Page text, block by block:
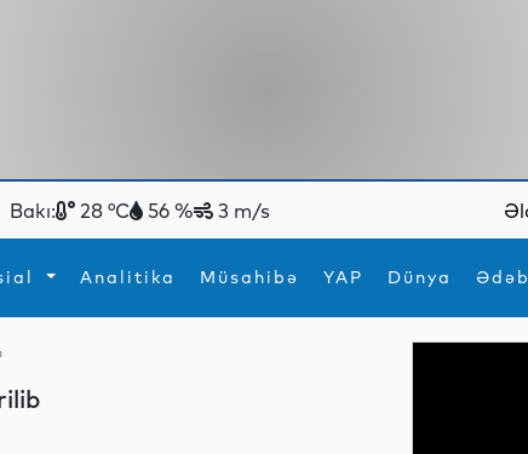
Bakı: 28 °C 56 % 3 m/s
Analitika Müsahibə YAP Dünya
İdman